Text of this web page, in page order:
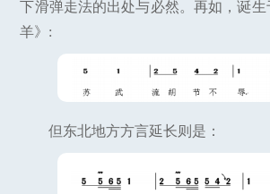
下滑弹走法的出处与必然。再如，诞
羊》:
但东北地方方言延长则是：